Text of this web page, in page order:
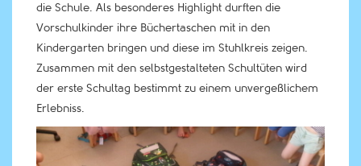
die Schule. Als besonderes Highlight durften die
Vorschulkinder ihre Büchertaschen mit in den
Kindergarten bringen und diese im Stuhlkreis zeigen.
Zusammen mit den selbstgestalteten Schultüten wird
der erste Schultag bestimmt zu einem unvergeßlichem
Erlebniss.